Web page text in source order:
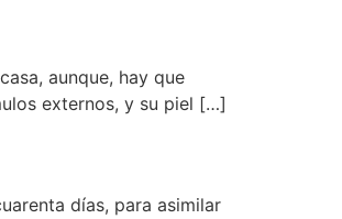
aunque, hay que
externos, y su piel […]
días, para asimilar